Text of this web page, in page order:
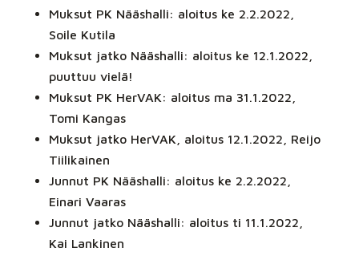
Muksut PK Nääshalli: aloitus ke 2.2.2022,
Soile Kutila
Muksut jatko Nääshalli: aloitus ke 12.1.2022,
puuttuu vielä!
Muksut PK HerVAK: aloitus ma 31.1.2022,
Tomi Kangas
Muksut jatko HerVAK, aloitus 12.1.2022, Reijo
Tiilikainen
Junnut PK Nääshalli: aloitus ke 2.2.2022,
Einari Vaaras
Junnut jatko Nääshalli: aloitus ti 11.1.2022,
Kai Lankinen